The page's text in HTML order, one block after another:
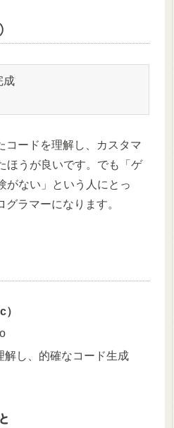
コードを理解し、カスタマ
ほうが良いです。でも「ゲ
がない」という人にとっ
ラマーになります。
解し、的確なコード生成